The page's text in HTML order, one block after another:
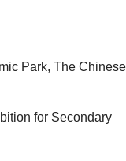
Park, The Chinese
for Secondary